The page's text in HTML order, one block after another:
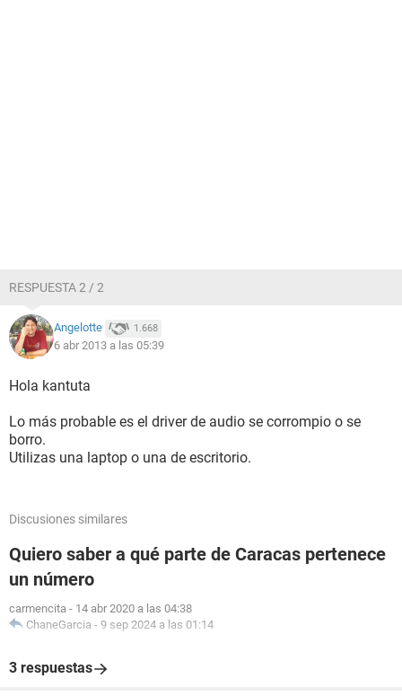
RESPUESTA 2 / 2
Angelotte 1.668
6 abr 2013 a las 05:39
Hola kantuta
Lo más probable es el driver de audio se corrompio o se
borro.
Utilizas una laptop o una de escritorio.
Discusiones similares
Quiero saber a qué parte de Caracas pertenece
un número
carmencita - 14 abr 2020 a las 04:38
ChaneGarcia - 9 sep 2024 a las 01:14
3 respuestas